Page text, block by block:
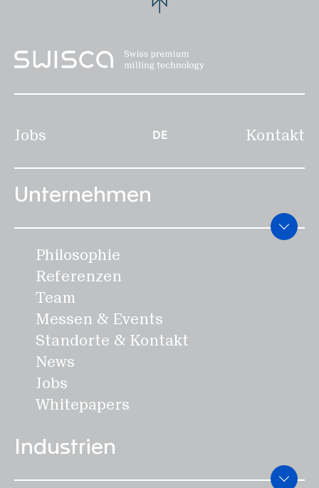
Jobs DE Kontakt
Unternehmen
Philosophie
Referenzen
Team
Messen & Events
Standorte & Kontakt
News
Jobs
Whitepapers
Industrien
Komponenten
EFLAP
WHEEL
FILTO
GLASS
PICUP
Automation
VISCA
SWISCA AG
Wührestrasse 14
9050 Appenzell
Waldau 1
9230 Flawil